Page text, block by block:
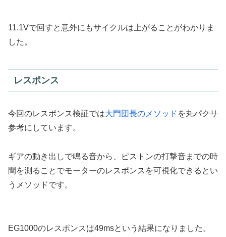
11.1Vで回すと意外にもサイクルは上がることがわかりま
した。
レスポンス
今回のレスポンス検証では大門団長のメソッド を丸パクリ
参考にしています。
ギアの動き出しで鳴る音から、ピストンの打撃音までの時
間を測ることでモーターのレスポンスを可視化できるとい
うメソッドです。
EG1000のレスポンスは49msという結果になりました。